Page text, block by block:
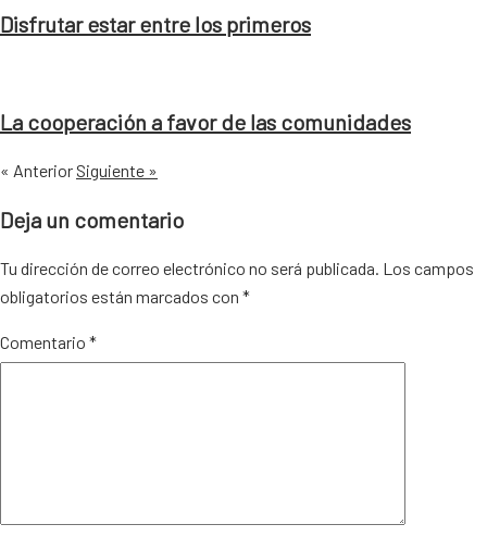
Disfrutar estar entre los primeros
La cooperación a favor de las comunidades
« Anterior Siguiente »
Deja un comentario
Tu dirección de correo electrónico no será publicada. Los campos
obligatorios están marcados con *
Comentario *